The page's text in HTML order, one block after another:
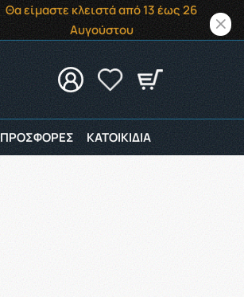
Θα είμαστε κλειστά από 13 έως 26
Αυγούστου
ΠΡΟΣΦΟΡΕΣ ΚΑΤΟΙΚΙΔΙΑ